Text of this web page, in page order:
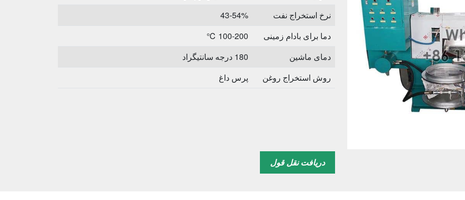
نرخ استخراج نفت
43-54%
دما برای بادام زمینی
100-200 ℃
دمای ماشین
180 درجه سانتیگراد
روش استخراج روغن
پرس داغ
دریافت نقل قول